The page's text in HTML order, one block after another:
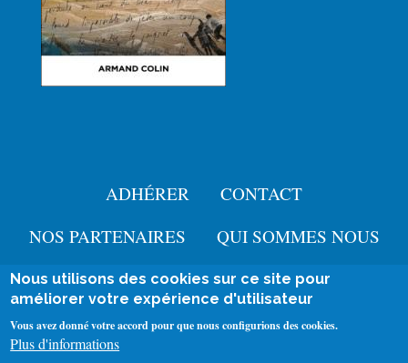
Pied
de
page
ADHÉRER
CONTACT
NOS PARTENAIRES
QUI SOMMES NOUS
Menu
Mentions légales
User
account
Se connecter
Nous utilisons des cookies sur ce site pour
améliorer votre expérience d'utilisateur
Vous avez donné votre accord pour que nous configurions des cookies.
Plus d'informations